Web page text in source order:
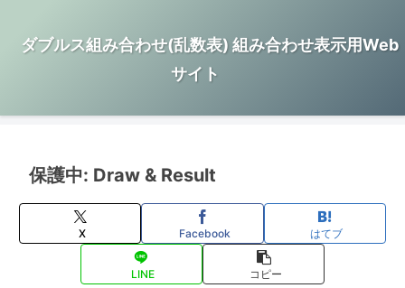
ダブルス組み合わせ(乱数表) 組み合わせ表示用Web
サイト
保護中: Draw & Result
X Facebook はてブ
LINE コピー